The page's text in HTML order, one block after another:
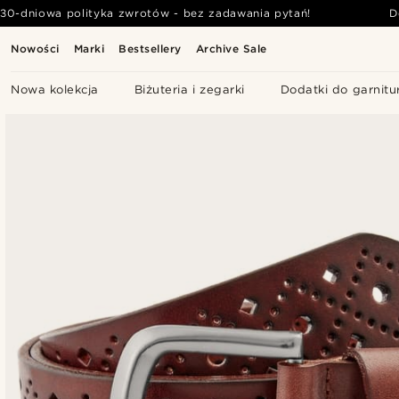
Nowości Marki Bestsellery Archive Sale
Nowa kolekcja Biżuteria i zegarki Dodatki do
30-dniowa polityka zwrotów - bez zadawania pytań!